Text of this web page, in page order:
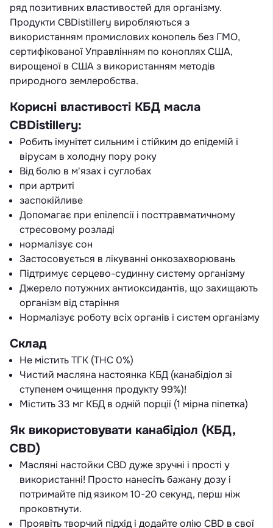
ряд позитивних властивостей для організму.
Продукти CBDistillery виробляються з
використанням промислових конопель без ГМО,
сертифікованої Управлінням по коноплях США,
вирощеної в США з використанням методів
природного землеробства.
Корисні властивості КБД масла
CBDistillery:
Робить імунітет сильним і стійким до епідемій і
вірусам в холодну пору року
Від болю в м'язах і суглобах
при артриті
заспокійливе
Допомагає при епілепсії і посттравматичному
стресовому розладі
нормалізує сон
Застосовується в лікуванні онкозахворювань
Підтримує серцево-судинну систему організму
Джерело потужних антиоксидантів, що захищають
організм від старіння
Нормалізує роботу всіх органів і систем організму
Склад
Не містить ТГК (THC 0%)
Чистий масляна настоянка КБД (канабідіол зі
ступенем очищення продукту 99%)!
Містить 33 мг КБД в одній порції (1 мірна піпетка)
Як використовувати канабідіол (КБД,
CBD)
Масляні настойки CBD дуже зручні і прості у
використанні! Просто нанесіть бажану дозу і
потримайте під язиком 10-20 секунд, перш ніж
проковтнути.
Проявіть творчий підхід і додайте олію CBD в свої